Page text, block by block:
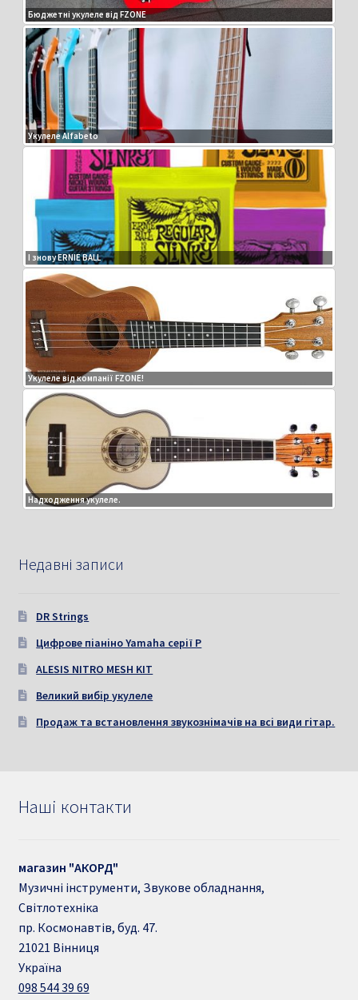
Бюджетні укулеле від FZONE
Укулеле Alfabeto
І знову ERNIE BALL
Укулеле від компанії FZONE!
Надходження укулеле.
Недавні записи
DR Strings
Цифрове піаніно Yamaha серії P
ALESIS NITRO MESH KIT
Великий вибір укулеле
Продаж та встановлення звукознімачів на всі види гітар.
Наші контакти
магазин "АКОРД"
Музичні інструменти, Звукове обладнання,
Світлотехніка
пр. Космонавтів, буд. 47.
21021 Вінниця
Україна
098 544 39 69